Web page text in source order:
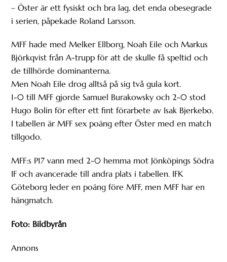
– Öster är ett fysiskt och bra lag, det enda obesegrade
i serien, påpekade Roland Larsson.
MFF hade med Melker Ellborg, Noah Eile och Markus
Björkqvist från A-trupp för att de skulle få speltid och
de tillhörde dominanterna.
Men Noah Eile drog alltså på sig två gula kort.
1-0 till MFF gjorde Samuel Burakowsky och 2-0 stod
Hugo Bolin för efter ett fint förarbete av Isak Bjerkebo.
I tabellen är MFF sex poäng efter Öster med en match
tillgodo.
MFF:s P17 vann med 2-0 hemma mot Jönköpings Södra
IF och avancerade till andra plats i tabellen. IFK
Göteborg leder en poäng före MFF, men MFF har en
hängmatch.
Foto: Bildbyrån
Annons